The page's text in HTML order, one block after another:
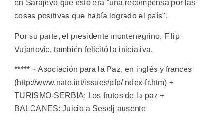
en Sarajevo que esto era "una recompensa por las
cosas positivas que había logrado el país".
Por su parte, el presidente montenegrino, Filip
Vujanovic, también felicitó la iniciativa.
***** + Asociación para la Paz, en inglés y francés
(http://www.nato.int/issues/pfp/index-fr.htm) +
TURISMO-SERBIA: Los frutos de la paz +
BALCANES: Juicio a Seselj ausente